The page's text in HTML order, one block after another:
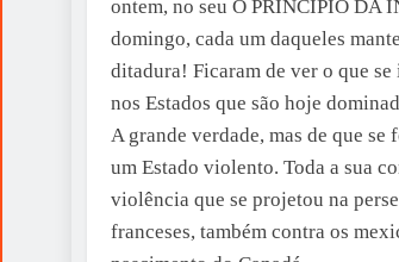
ontem, no seu O PRINCÍPIO DA
domingo, cada um daqueles
ditadura! Ficaram de ver o que
nos Estados que são hoje
A grande verdade, mas de que se
um Estado violento. Toda a sua
violência que se projetou na
franceses, também contra os